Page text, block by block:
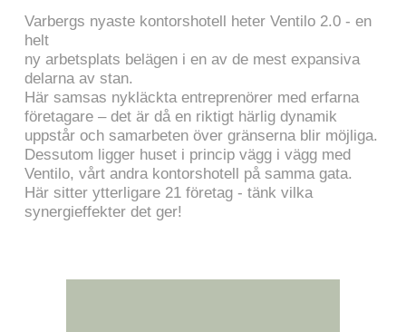
Varbergs nyaste kontorshotell heter Ventilo 2.0 - en
helt
ny arbetsplats belägen i en av de mest expansiva
delarna av stan.
Här samsas nykläckta entreprenörer med erfarna
företagare – det är då en riktigt härlig dynamik
uppstår och samarbeten över gränserna blir möjliga.
Dessutom ligger huset i princip vägg i vägg med
Ventilo, vårt andra kontorshotell på samma gata.
Här sitter ytterligare 21 företag - tänk vilka
synergieffekter det ger!